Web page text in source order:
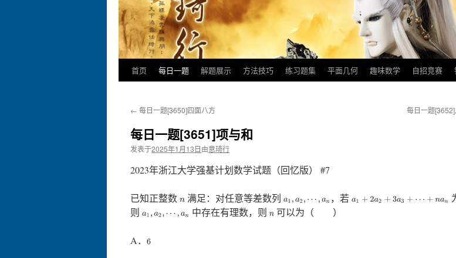
首页 每日一题 解题展示 方法技巧 练习题集 平面几何 趣味数学 自招竞赛
← 每日一题[3650]四面八方 每日一题
每日一题[3651]项与和
发表于2025年1月13日由意琦行
2023年浙江大学强基计划数学试题（回忆版） #7
已知正整数 n满足：对任意等差数列 a1,a2,⋯ ,an ，若a1 +2 a2+3a3 +⋯ +n an
则 a1,a2,⋯ ,an 中存在有理数，则 n 可以为（ ）
A． 6